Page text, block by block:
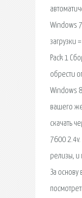
Windows
загрузки
Pack 1
обрести
Windows
вашего
скачать
7600
релизы, и
За основу